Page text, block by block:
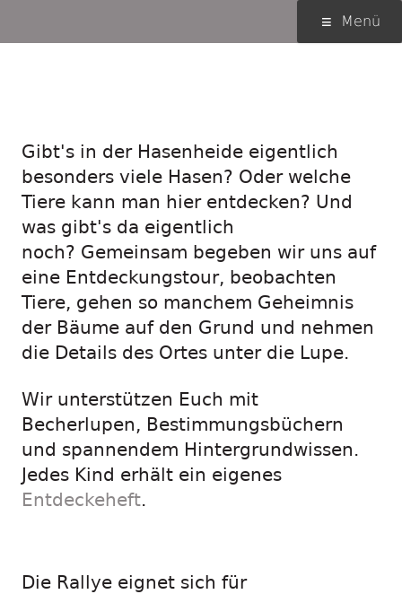
Menü
Menü
Gibt's in der Hasenheide eigentlich
besonders viele Hasen? Oder welche
Tiere kann man hier entdecken? Und
was gibt's da eigentlich
noch? Gemeinsam begeben wir uns auf
eine Entdeckungstour, beobachten
Tiere, gehen so manchem Geheimnis
der Bäume auf den Grund und nehmen
die Details des Ortes unter die Lupe.
Wir unterstützen Euch mit
Becherlupen, Bestimmungsbüchern
und spannendem Hintergrundwissen.
Jedes Kind erhält ein eigenes
Entdeckeheft.
Die Rallye eignet sich für